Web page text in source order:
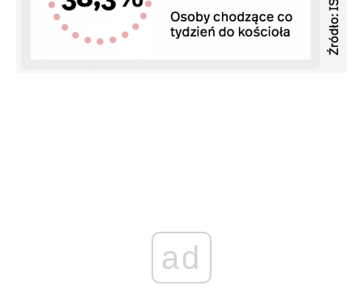
ad